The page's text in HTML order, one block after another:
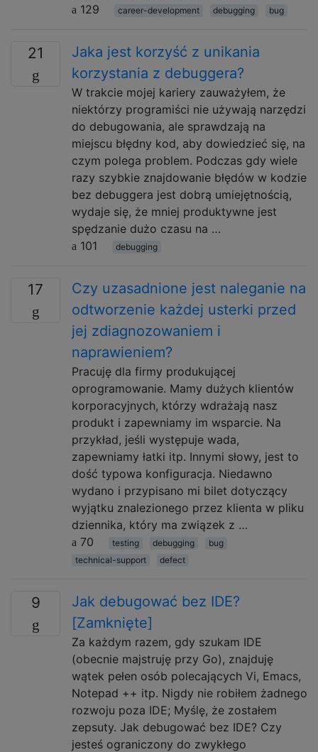
129
career-development debugging bug
21
Jaka jest korzyść z unikania
korzystania z debuggera?
W trakcie mojej kariery zauważyłem, że
niektórzy programiści nie używają narzędzi
do debugowania, ale sprawdzają na
miejscu błędny kod, aby dowiedzieć się, na
czym polega problem. Podczas gdy wiele
razy szybkie znajdowanie błędów w kodzie
bez debuggera jest dobrą umiejętnością,
wydaje się, że mniej produktywne jest
spędzanie dużo czasu na …
101
debugging
17
Czy uzasadnione jest naleganie na
odtworzenie każdej usterki przed
jej zdiagnozowaniem i
naprawieniem?
Pracuję dla firmy produkującej
oprogramowanie. Mamy dużych klientów
korporacyjnych, którzy wdrażają nasz
produkt i zapewniamy im wsparcie. Na
przykład, jeśli występuje wada,
zapewniamy łatki itp. Innymi słowy, jest to
dość typowa konfiguracja. Niedawno
wydano i przypisano mi bilet dotyczący
wyjątku znalezionego przez klienta w pliku
dziennika, który ma związek z …
70
testing debugging
bug
technical-support
defect
9
Jak debugować bez IDE?
[Zamknięte]
Za każdym razem, gdy szukam IDE
(obecnie majstruję przy Go), znajduję
wątek pełen osób polecających Vi, Emacs,
Notepad ++ itp. Nigdy nie robiłem żadnego
rozwoju poza IDE; Myślę, że zostałem
zepsuty. Jak debugować bez IDE? Czy
jesteś ograniczony do zwykłego